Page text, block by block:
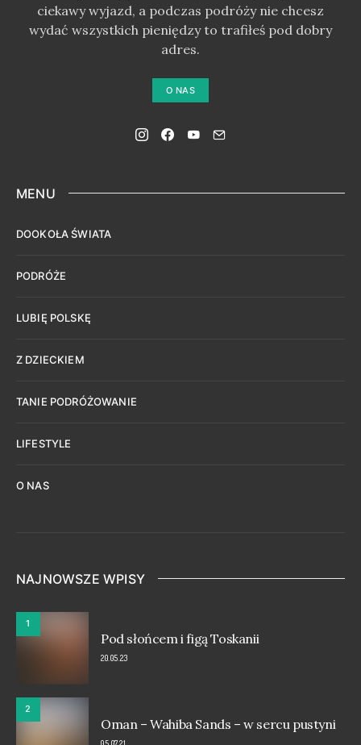
ciekawy wyjazd, a podczas podróży nie chcesz
wydać wszystkich pieniędzy to trafiłeś pod dobry
adres.
O NAS
MENU
DOOKOŁA ŚWIATA
PODRÓŻE
LUBIĘ POLSKĘ
Z DZIECKIEM
TANIE PODRÓŻOWANIE
LIFESTYLE
O NAS
NAJNOWSZE WPISY
1
Pod słońcem i figą Toskanii
20.05.23
2
Oman – Wahiba Sands – w sercu pustyni